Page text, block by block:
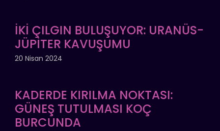
İKİ ÇILGIN BULUŞUYOR: URANÜS-
JÜPİTER KAVUŞUMU
20 Nisan 2024
KADERDE KIRILMA NOKTASI:
GÜNEŞ TUTULMASI KOÇ
BURCUNDA